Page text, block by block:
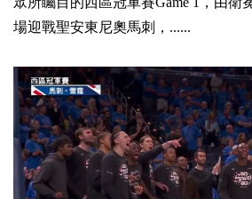
場迎戰聖安東尼奧馬刺，......